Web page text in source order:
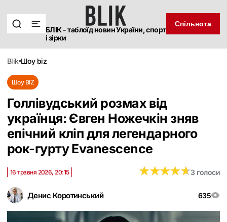
БЛІК - таблоїд новин України, спорт
і зірки
Спільнота
blik шоу biz
Шоу BIZ
Голлівудський розмах від
українця: Євген Ножечкін зняв
епічний кліп для легендарного
рок-гурту Evanescence
Денис Коротинський 635
16 травня 2026, 20:15 ★★★★★
★★★★★3 голоси